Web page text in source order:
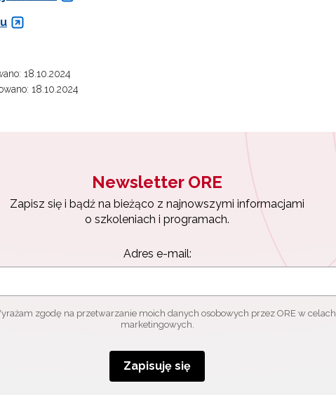
18.10.2024
18.10.2024
Newsletter ORE
Zapisz się i bądź na bieżąco z najnowszymi informacjami
o szkoleniach i programach.
Adres e-mail:
zgodę na przetwarzanie moich danych osobowych przez ORE w celach
marketingowych.
Zapisuję się
ORE
Wyrażam zgodę na przetwarzanie moich danych osobowych przez ORE w
marketingowych.